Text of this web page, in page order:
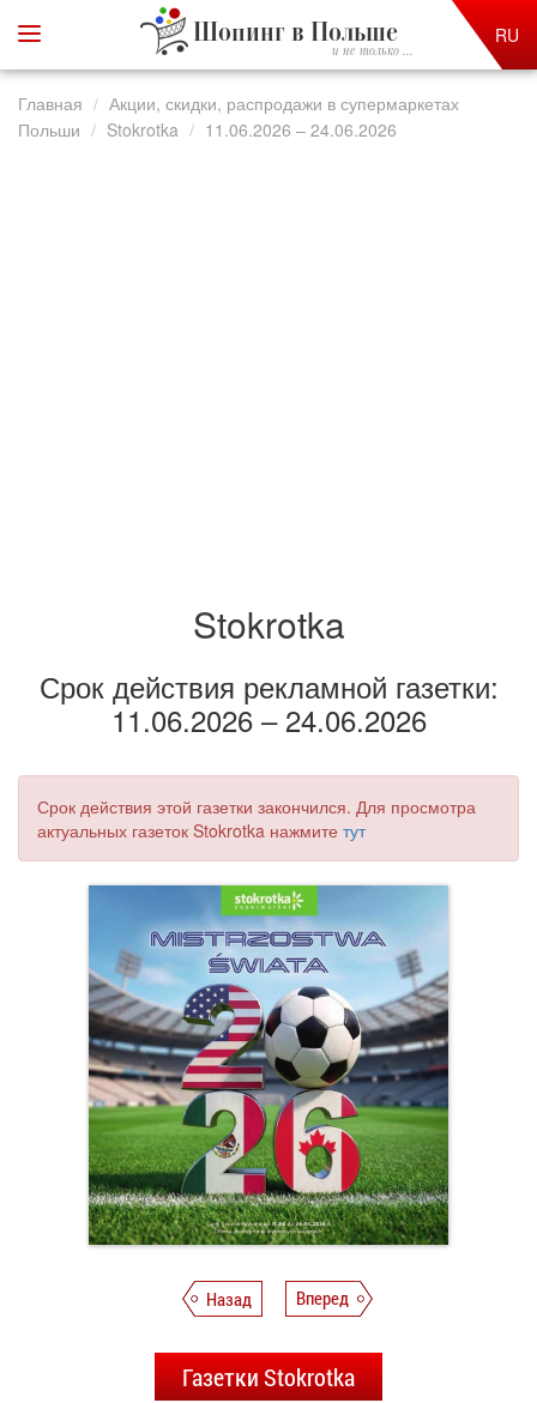
Шопинг в Польше
и не только ...
RU
Главная
Акции, скидки, распродажи в супермаркетах
Польши
Stokrotka 11.06.2026 – 24.06.2026
Stokrotka
Срок действия рекламной газетки:
11.06.2026 – 24.06.2026
Срок действия этой газетки закончился. Для просмотра
актуальных газеток Stokrotka нажмите тут
Назад Вперед
Газетки Stokrotka